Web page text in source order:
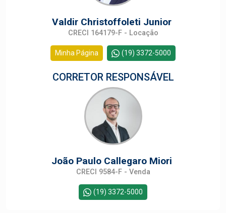
Valdir Christoffoleti Junior
CRECI 164179-F - Locação
Minha Página (19) 3372-5000
CORRETOR RESPONSÁVEL
João Paulo Callegaro Miori
CRECI 9584-F - Venda
(19) 3372-5000